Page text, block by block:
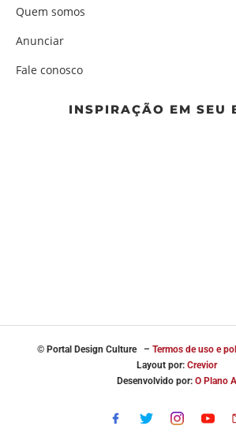
Quem somos
Anunciar
Fale conosco
INSPIRAÇÃO EM SEU
© Portal Design Culture – Termos de uso e
Layout por: Crevior
Desenvolvido por: O Plano A